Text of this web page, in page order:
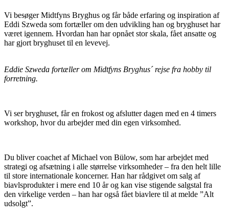
Vi besøger Midtfyns Bryghus og får både erfaring og inspiration af
Eddi Szweda som fortæller om den udvikling han og bryghuset har
været igennem. Hvordan han har opnået stor skala, fået ansatte og
har gjort bryghuset til en levevej.
Eddie Szweda fortæller om Midtfyns Bryghus´ rejse fra hobby til
forretning.
Vi ser bryghuset, får en frokost og afslutter dagen med en 4 timers
workshop, hvor du arbejder med din egen virksomhed.
Du bliver coachet af Michael von Bülow, som har arbejdet med
strategi og afsætning i alle størrelse virksomheder – fra den helt lille
til store internationale koncerner. Han har rådgivet om salg af
biavlsprodukter i mere end 10 år og kan vise stigende salgstal fra
den virkelige verden – han har også fået biavlere til at melde ”Alt
udsolgt”.